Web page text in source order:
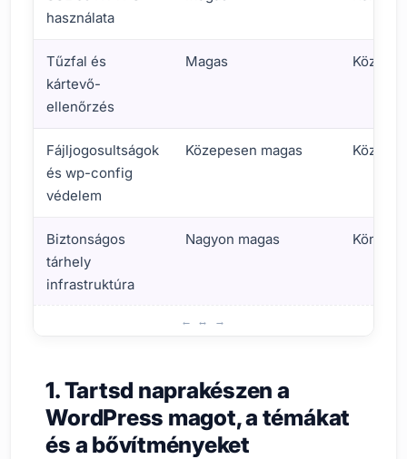
használata
Tűzfal és
kártevő-
ellenőrzés
Magas
Fájljogosultságok
és wp-config
védelem
Közepesen magas
Biztonságos
tárhely
infrastruktúra
Nagyon magas Könnyű
1. Tartsd naprakészen a
WordPress magot, a témákat
és a bővítményeket